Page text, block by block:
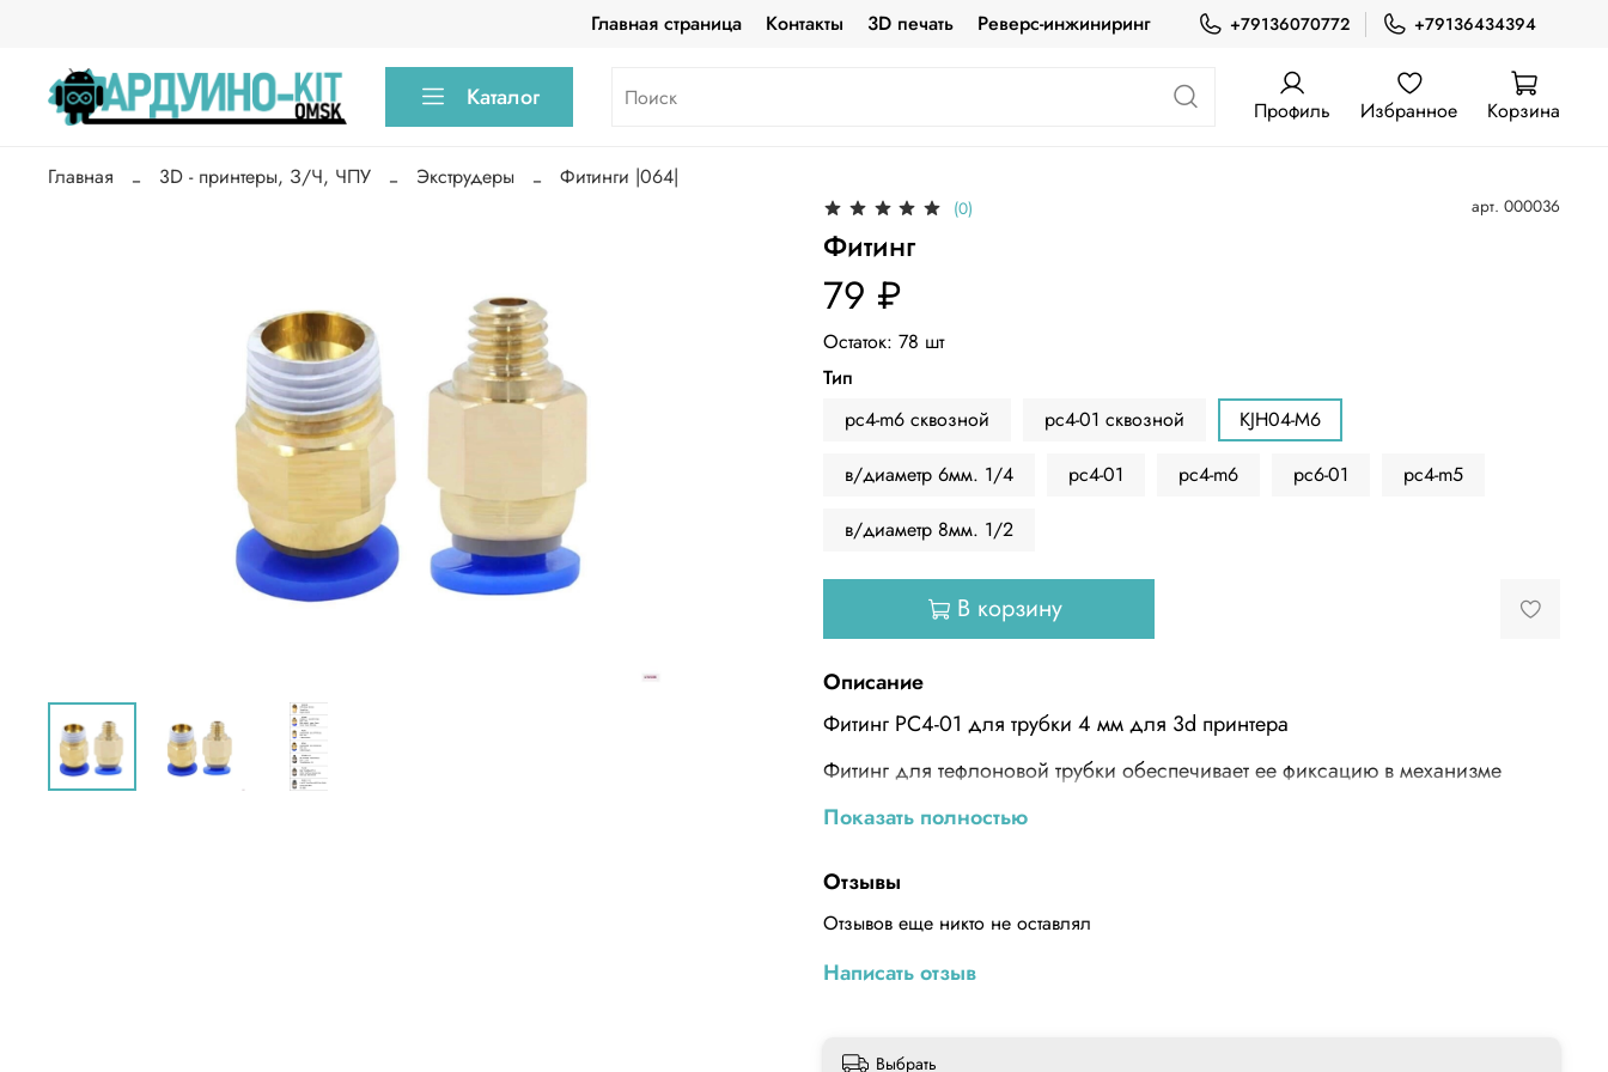
Главная страница Контакты 3D печать Реверс-инжиниринг +79136070772 +79136434394
Каталог Профиль Избранное Корзина
Главная 3D - принтеры, З/Ч, ЧПУ Экструдеры Фитинги |064|
(0) арт. 000036
Фитинг
79 ₽
Остаток: 78 шт
Тип
pc4-m6 сквозной
pc4-01 сквозной
KJH04-M6
в/диаметр 6мм. 1/4
pc4-01 pc4-m6 pc6-01
pc4-m5
в/диаметр 8мм. 1/2
В корзину
Описание
Фитинг PC4-01 для трубки 4 мм для 3d принтера
Фитинг для тефлоновой трубки обеспечивает ее фиксацию в механизме
Материал: латунь
Тип присоединения: трубка – наружная резьба
Присоединительная резьба: М9
Показать полностью
Отзывы
Отзывов еще никто не оставлял
Написать отзыв
Выбрать